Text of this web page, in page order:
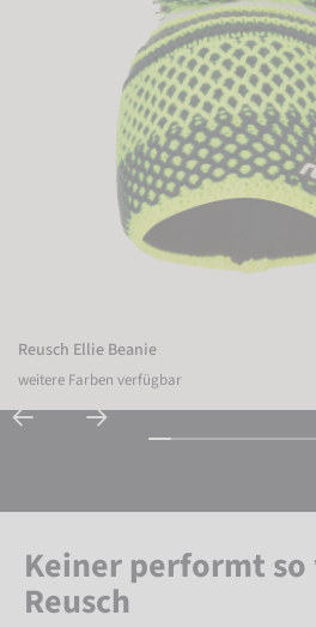
Reusch Ellie Beanie
weitere Farben verfügbar
Keiner performt
Reusch